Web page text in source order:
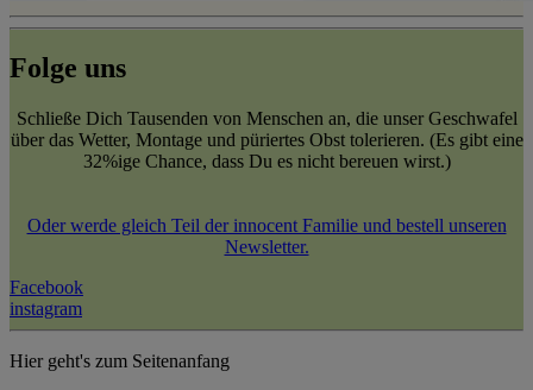
Folge uns
Schließe Dich Tausenden von Menschen an, die unser Geschwafel
über das Wetter, Montage und püriertes Obst tolerieren. (Es gibt eine
32%ige Chance, dass Du es nicht bereuen wirst.)
Oder werde gleich Teil der innocent Familie und bestell unseren
Newsletter.
Facebook
instagram
Hier geht's zum Seitenanfang